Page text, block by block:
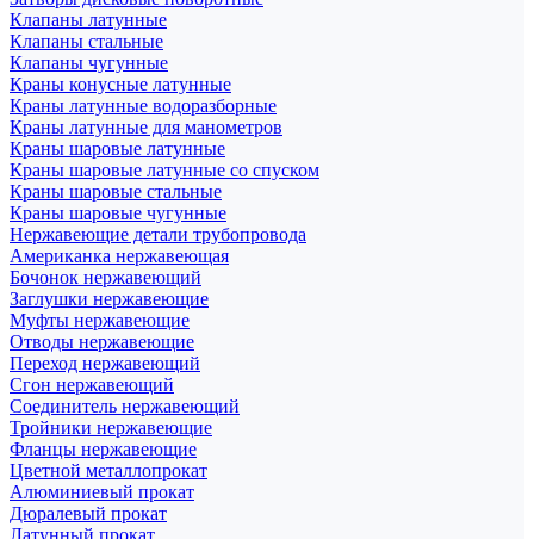
Клапаны латунные
Клапаны стальные
Клапаны чугунные
Краны конусные латунные
Краны латунные водоразборные
Краны латунные для манометров
Краны шаровые латунные
Краны шаровые латунные со спуском
Краны шаровые стальные
Краны шаровые чугунные
Нержавеющие детали трубопровода
Американка нержавеющая
Бочонок нержавеющий
Заглушки нержавеющие
Муфты нержавеющие
Отводы нержавеющие
Переход нержавеющий
Сгон нержавеющий
Соединитель нержавеющий
Тройники нержавеющие
Фланцы нержавеющие
Цветной металлопрокат
Алюминиевый прокат
Дюралевый прокат
Латунный прокат